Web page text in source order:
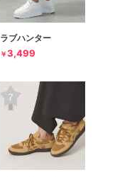
ラブハンター
￥3,499